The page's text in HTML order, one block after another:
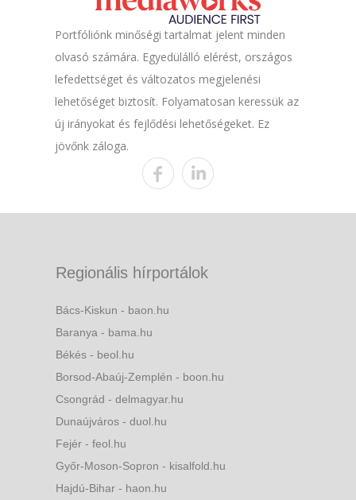
Portfóliónk minőségi tartalmat jelent minden
olvasó számára. Egyedülálló elérést, országos
lefedettséget és változatos megjelenési
lehetőséget biztosít. Folyamatosan keressük az
új irányokat és fejlődési lehetőségeket. Ez
jövőnk záloga.
Regionális hírportálok
Bács-Kiskun - baon.hu
Baranya - bama.hu
Békés - beol.hu
Borsod-Abaúj-Zemplén - boon.hu
Csongrád - delmagyar.hu
Dunaújváros - duol.hu
Fejér - feol.hu
Győr-Moson-Sopron - kisalfold.hu
Hajdú-Bihar - haon.hu